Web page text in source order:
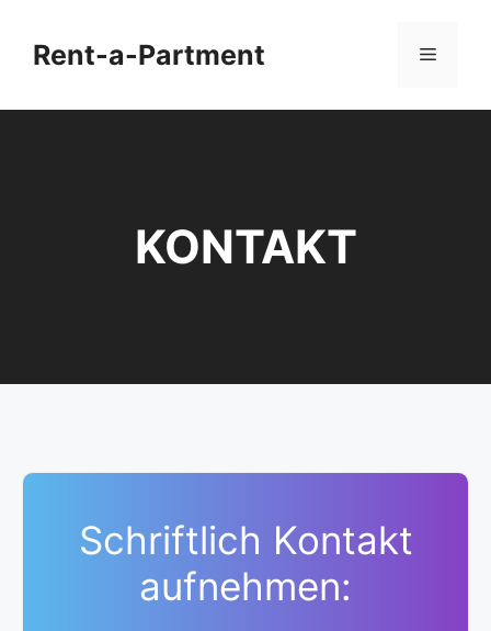
Inhalt
springenRent-a-Partment Menü
KONTAKT
Schriftlich Kontakt
aufnehmen: